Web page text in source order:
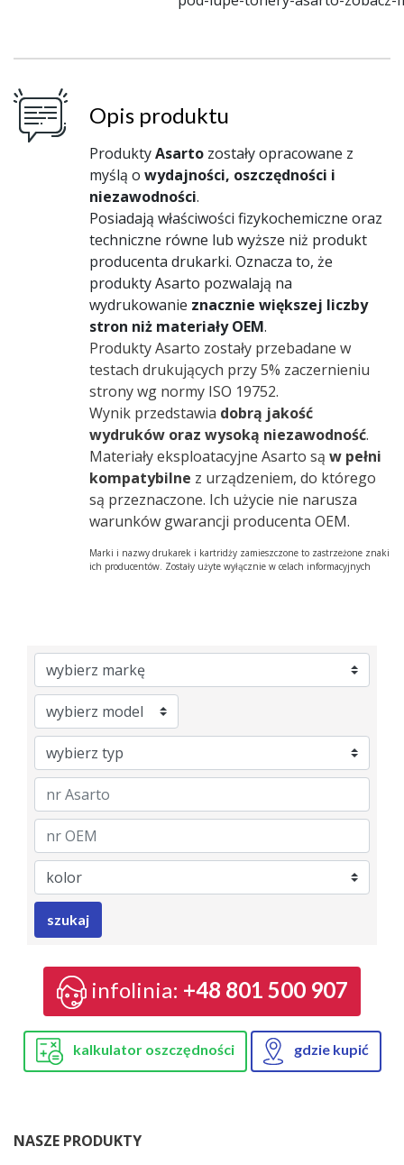
Opis produktu
ProduktyAsarto zostały opracowane z
myślą o wydajności, oszczędności i
niezawodności.
Posiadają właściwości fizykochemiczne oraz
techniczne równe lub wyższe niż produkt
producenta drukarki. Oznacza to, że
produkty Asarto pozwalają na
wydrukowanie znacznie większej liczby
stron niż materiały OEM.
Produkty Asarto zostały przebadane w
testach drukujących przy 5% zaczernieniu
strony wg normy ISO 19752.
Wynik przedstawia dobrą jakość
wydruków oraz wysoką niezawodność.
Materiały eksploatacyjne Asarto są w pełni
kompatybilne z urządzeniem, do którego
są przeznaczone. Ich użycie nie narusza
warunków gwarancji producenta OEM.
Marki i nazwy drukarek i kartridży zamieszczone to zastrzeżone znaki
ich producentów. Zostały użyte wyłącznie w celach informacyjnych
Brand
Model
Category
nrAsarto
nrOem
Color
szukaj
infolinia: +48 801 500 907
kalkulator oszczędności gdzie kupić
NASZE PRODUKTY